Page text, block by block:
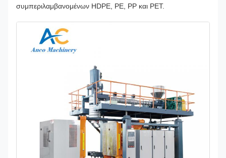
συμπεριλαμβανομένων HDPE, PE, PP και PET.